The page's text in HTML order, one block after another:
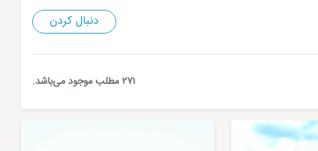
دنبال کردن
۲۷۱ مطلب موجود می‌باشد.